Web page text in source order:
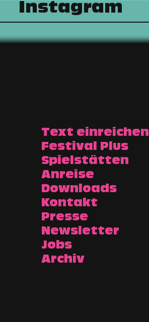
Instagram
Text einreichen
Festival Plus
Spielstätten
Anreise
Downloads
Kontakt
Presse
Newsletter
Jobs
Archiv